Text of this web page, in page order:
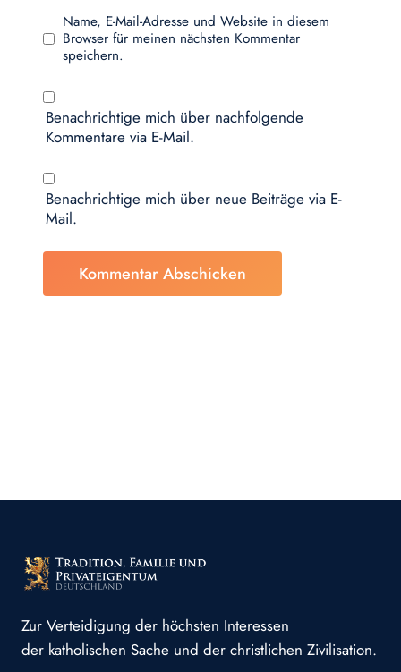
Name, E-Mail-Adresse und Website in diesem
Browser für meinen nächsten Kommentar
speichern.
Benachrichtige mich über nachfolgende
Kommentare via E-Mail.
Benachrichtige mich über neue Beiträge via E-
Mail.
Zur Verteidigung der höchsten Interessen
der katholischen Sache und der christlichen Zivilisation.